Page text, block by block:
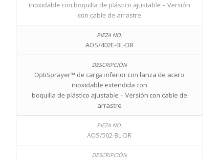
inoxidable con boquilla de plástico ajustable – Versión
con cable de arrastre
AOS/402E-BL-DR
OptiSprayer™ de carga inferior con lanza de acero
inoxidable extendida con
boquilla de plástico ajustable – Versión con cable de
arrastre
AOS/502-BL-DR